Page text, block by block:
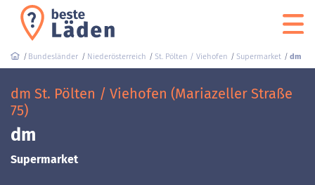
Bundesländer Niederösterreich St. Pölten / Viehofen Supermarket dm
dm St. Pölten / Viehofen (Mariazeller Straße
75)
dm
Supermarket